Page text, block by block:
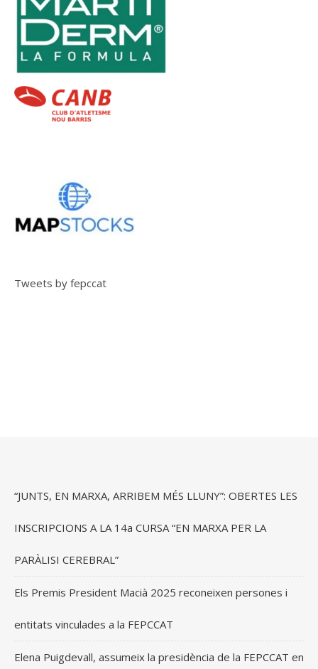
Tweets by fepccat
“JUNTS, EN MARXA, ARRIBEM MÉS LLUNY”: OBERTES LES
INSCRIPCIONS A LA 14a CURSA “EN MARXA PER LA
PARÀLISI CEREBRAL”
Els Premis President Macià 2025 reconeixen persones i
entitats vinculades a la FEPCCAT
Elena Puigdevall, assumeix la presidència de la FEPCCAT en